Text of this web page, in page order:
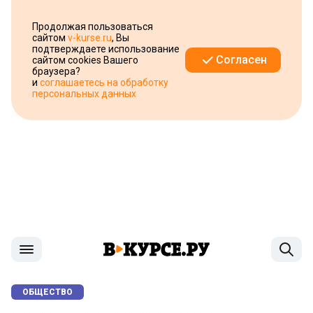
Продолжая пользоваться
сайтом v-kurse.ru, Вы
подтверждаете использование
сайтом cookies Вашего
браузера?
и соглашаетесь на обработку
персональных данных
Согласен
ОБЩЕСТВО